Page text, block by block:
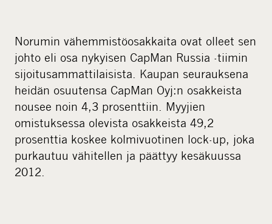
Norumin vähemmistöosakkaita ovat olleet sen
johto eli osa nykyisen CapMan Russia -tiimin
sijoitusammattilaisista. Kaupan seurauksena
heidän osuutensa CapMan Oyj:n osakkeista
nousee noin 4,3 prosenttiin. Myyjien
omistuksessa olevista osakkeista 49,2
prosenttia koskee kolmivuotinen lock-up, joka
purkautuu vähitellen ja päättyy kesäkuussa
2012.